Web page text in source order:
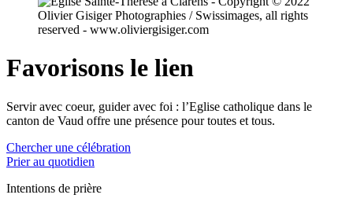
Favorisons le lien
Servir avec coeur, guider avec foi : l’Eglise catholique dans le
canton de Vaud offre une présence pour toutes et tous.
Chercher une célébration
Prier au quotidien
Intentions de prière